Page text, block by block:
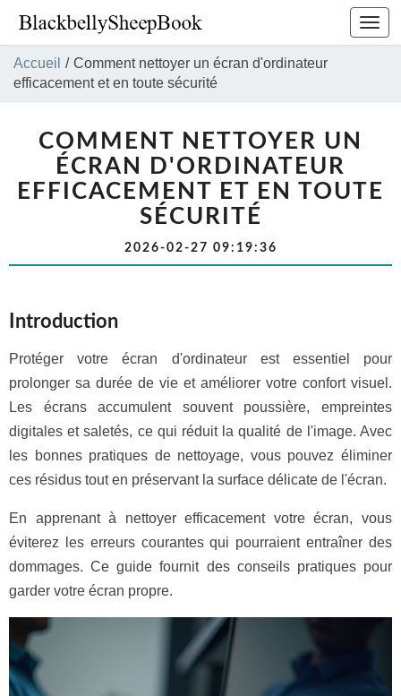
la
Accueil / Comment nettoyer un écran d'ordinateur
efficacement et en toute sécurité
COMMENT NETTOYER UN
ÉCRAN D'ORDINATEUR
EFFICACEMENT ET EN TOUTE
SÉCURITÉ
2026-02-27 09:19:36
Introduction
Protéger votre écran d'ordinateur est essentiel pour
prolonger sa durée de vie et améliorer votre confort visuel.
Les écrans accumulent souvent poussière, empreintes
digitales et saletés, ce qui réduit la qualité de l'image. Avec
les bonnes pratiques de nettoyage, vous pouvez éliminer
ces résidus tout en préservant la surface délicate de l'écran.
En apprenant à nettoyer efficacement votre écran, vous
éviterez les erreurs courantes qui pourraient entraîner des
dommages. Ce guide fournit des conseils pratiques pour
garder votre écran propre.